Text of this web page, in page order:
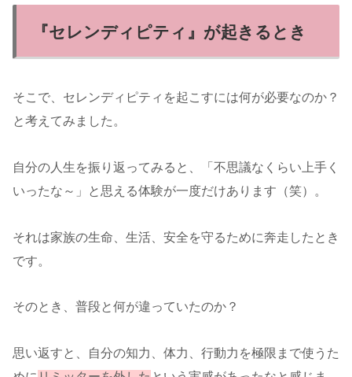
『セレンディピティ』が起きるとき
そこで、セレンディピティを起こすには何が必要なのか？
と考えてみました。
自分の人生を振り返ってみると、「不思議なくらい上手く
いったな～」と思える体験が一度だけあります（笑）。
それは家族の生命、生活、安全を守るために奔走したとき
です。
そのとき、普段と何が違っていたのか？
思い返すと、自分の知力、体力、行動力を極限まで使うた